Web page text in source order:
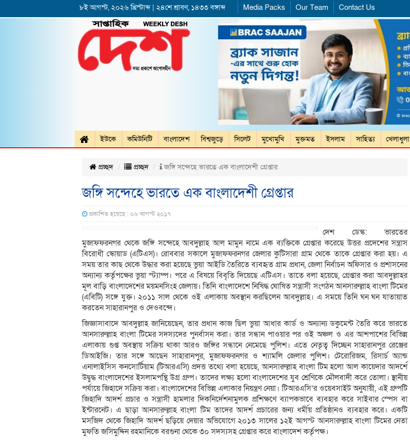
৮ই আগস্ট, ২০২৬ খ্রিস্টাব্দ | ২৪শে শ্রাবণ, ১৪৩৩ বঙ্গাব্দ Media Packs Our Team Contact Us
ইউকে কমিউনিটি বাংলাদেশ বিশ্বজুড়ে সিলেট মুখোমুখি মুক্তমত ইসলাম সাহিত্য খেলাধুলা
প্রচ্ছদ প্রচ্ছদ জঙ্গি সন্দেহে ভারতে এক বাংলাদেশী গ্রেপ্তার
জঙ্গি সন্দেহে ভারতে এক বাংলাদেশী গ্রেপ্তার
প্রকাশিত হয়েছে : ০৬ আগস্ট ২০১৭
দেশ ডেস্ক: ভারতের
মুজাফফরনগর থেকে জঙ্গি সন্দেহে আবদুল্লাহ আল মামুন নামে এক ব্যক্তিকে গ্রেপ্তার করেছে উত্তর প্রদেশের সন্ত্রাস
বিরোধী স্কোয়াড (এটিএস)। রোববার সকালে মুজাফফরনগর জেলার কুটিসারা গ্রাম থেকে তাকে গ্রেপ্তার করা হয়। এ
সময় তার কাছ থেকে উদ্ধার করা হয়েছে ভুয়া আইডি তৈরিতে ব্যবহৃত গ্রাম প্রধান, জেলা নির্বাচন অফিসার ও প্রশাসনের
অন্যান্য কর্তৃপক্ষের ভুয়া স্ট্যাম্প। পরে এ বিষয়ে বিবৃতি দিয়েছে এটিএস। তাতে বলা হয়েছে, গ্রেপ্তার করা আবদুল্লাহর
মূল বাড়ি বাংলাদেশের ময়মনসিংহ জেলায়। তিনি বাংলাদেশে নিষিদ্ধ ঘোষিত সন্ত্রাসী সংগঠন আনসারুল্লাহ বাংলা টিমের
(এবিটি) সঙ্গে যুক্ত। ২০১১ সাল থেকে ওই এলাকায় অবস্থান করছিলেন আবদুল্লাহ। এ সময়ে তিনি ঘন ঘন যাতায়াত
করতেন সাহারানপুর ও দেওবন্দে।
জিজ্ঞাসাবাদে আবদুল্লাহ জানিয়েছেন, তার প্রধান কাজ ছিল ভুয়া আধার কার্ড ও অন্যান্য ডকুমেন্ট তৈরি করে ভারতে
আনসারুল্লাহ বাংলা টিমের সদস্যদের পুনর্বাসন করা। তার সন্ধান পাওয়ার পর ওই অঞ্চল ও এর আশপাশের বিভিন্ন
এলাকায় গুপ্ত অবস্থায় সক্রিয় থাকা আরও জঙ্গির সন্ধানে নেমেছে পুলিশ। এতে নেতৃত্ব দিচ্ছেন সাহারানপুর রেঞ্জের
ডিআইজি। তার সঙ্গে আছেন সাহারানপুর, মুজাফফরনগর ও শ্যামলি জেলার পুলিশ। টেরোরিজম, রিসার্চ অ্যান্ড
এনালাইসিস কনসোর্টিয়াম (টিআরএসি) প্রদত্ত তথ্যে বলা হয়েছে, আনসারুল্লাহ বাংলা টিম হলো আল কায়েদার আদর্শে
উদ্বুদ্ধ বাংলাদেশের ইসলামপন্থি উগ্র গ্রুপ। তাদের লক্ষ্য হলো বাংলাদেশের যুব শ্রেণিকে মৌলবাদী করে তোলা। স্থানীয়
পর্যায়ে জিহাদে সক্রিয় করা। বাংলাদেশের বিভিন্ন এলাকার নিয়ন্ত্রণ নেয়া। টিআরএসি’র ওয়েবসাইট অনুযায়ী, এই গ্রুপটি
জিহাদি আদর্শ প্রচার ও সন্ত্রাসী হামলার দিকনির্দেশনামুলক প্রশিক্ষণে ব্যাপকভাবে ব্যবহার করে সাইবার স্পেস বা
ইন্টারনেট। এ ছাড়া আনসারুল্লাহ বাংলা টিম তাদের আদর্শ প্রচারের জন্য ধর্মীয় প্রতিষ্ঠানও ব্যবহার করে। একটি
মসজিদ থেকে জিহাদি আদর্শ ছড়িয়ে দেয়ার অভিযোগে ২০১৩ সালের ১২ই আগস্ট আনসারুল্লাহ বাংলা টিমের নেতা
মুফতি জসিমুদ্দিন রহমানিকে বরগুনা থেকে ৩০ সদস্যসহ গ্রেপ্তার করে বাংলাদেশ কর্তৃপক্ষ।